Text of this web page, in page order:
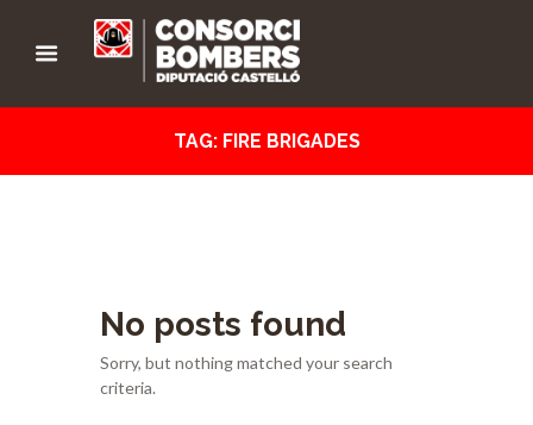
TAG: FIRE BRIGADES
No posts found
Sorry, but nothing matched your search
criteria.